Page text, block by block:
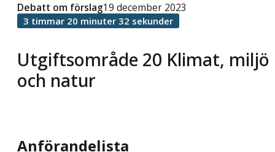
Utgiftsområde 20 Klimat, miljö
och natur
Debatt om förslag19 december 2023
3 timmar 20 minuter 32 sekunder
Anförandelista